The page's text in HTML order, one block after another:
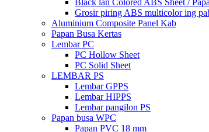
Black lan Colored ABS Sheet /
Grosir piring ABS multicolor ing
Aluminium Composite Panel Kab
Papan Busa Kertas
Lembar PC
PC Hollow Sheet
PC Solid Sheet
LEMBAR PS
Lembar GPPS
Lembar HIPPS
Lembar pangilon PS
Papan busa WPC
Papan PVC 18 mm